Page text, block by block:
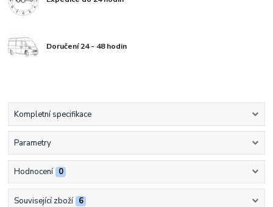
Doručení 24 - 48 hodin
Kompletní specifikace
Parametry
Hodnocení 0
Související zboží 6